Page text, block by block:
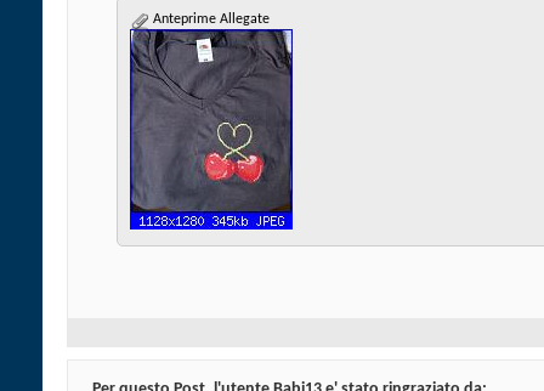
Anteprime Allegate